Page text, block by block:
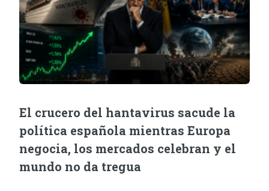
El crucero del hantavirus sacude la
política española mientras Europa
negocia, los mercados celebran y el
mundo no da tregua